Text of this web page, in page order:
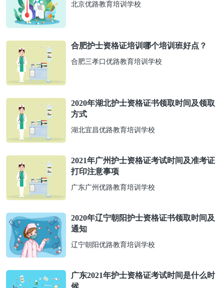
北京优路教育培训学校
合肥护士资格证培训哪个培训班好点？
合肥三孝口优路教育培训学校
2020年湖北护士资格证书领取时间及领取
方式
湖北宜昌优路教育培训学校
2021年广州护士资格证考试时间及准考证
打印注意事项
广东广州优路教育培训学校
2020年辽宁朝阳护士资格证书领取时间及
通知
辽宁朝阳优路教育培训学校
广东2021年护士资格证考试时间是什么时
候